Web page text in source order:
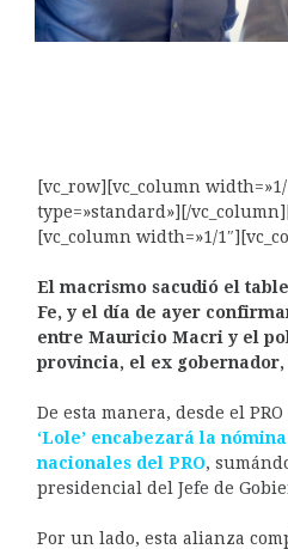
[vc_row][vc_column width=»1/
type=»standard»][/
[vc_column width=»1/
El macrismo sacudió el
Fe, y el día de ayer
entre Mauricio Macri y el
provincia, el ex gobernador,
De esta manera, desde el
‘Lole’ encabezará la
nacionales del PRO,
presidencial del Jefe de
Por un lado, esta alianza